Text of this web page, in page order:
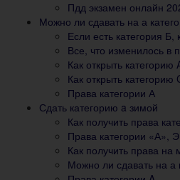
Пдд экзамен онлайн
Можно ли сдавать на а
Если есть категория
Все, что изменилось в
Как открыть категорию
Как открыть категорию
Права категории А
Сдать категорию a зимой
Как получить права
Права категории «А»,
Как получить права на
Можно ли сдавать на а